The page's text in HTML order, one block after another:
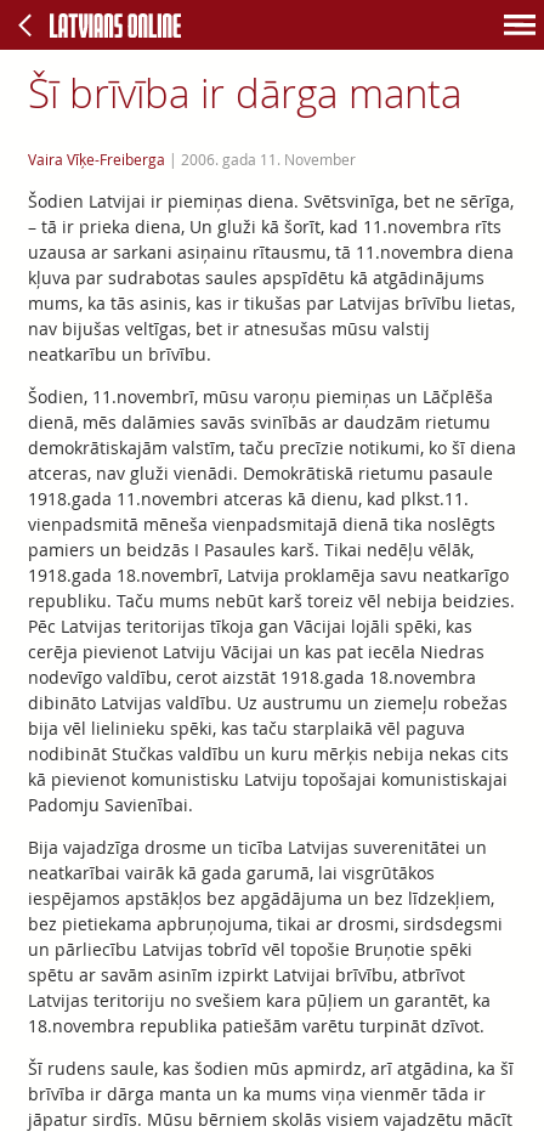
Šī brīvība ir dārga manta
Vaira Vīķe-Freiberga | 2006. gada 11. November
Šodien Latvijai ir piemiņas diena. Svētsvinīga, bet ne sērīga,
– tā ir prieka diena, Un gluži kā šorīt, kad 11.novembra rīts
uzausa ar sarkani asiņainu rītausmu, tā 11.novembra diena
kļuva par sudrabotas saules apspīdētu kā atgādinājums
mums, ka tās asinis, kas ir tikušas par Latvijas brīvību lietas,
nav bijušas veltīgas, bet ir atnesušas mūsu valstij
neatkarību un brīvību.
Šodien, 11.novembrī, mūsu varoņu piemiņas un Lāčplēša
dienā, mēs dalāmies savās svinībās ar daudzām rietumu
demokrātiskajām valstīm, taču precīzie notikumi, ko šī diena
atceras, nav gluži vienādi. Demokrātiskā rietumu pasaule
1918.gada 11.novembri atceras kā dienu, kad plkst.11.
vienpadsmitā mēneša vienpadsmitajā dienā tika noslēgts
pamiers un beidzās I Pasaules karš. Tikai nedēļu vēlāk,
1918.gada 18.novembrī, Latvija proklamēja savu neatkarīgo
republiku. Taču mums nebūt karš toreiz vēl nebija beidzies.
Pēc Latvijas teritorijas tīkoja gan Vācijai lojāli spēki, kas
cerēja pievienot Latviju Vācijai un kas pat iecēla Niedras
nodevīgo valdību, cerot aizstāt 1918.gada 18.novembra
dibināto Latvijas valdību. Uz austrumu un ziemeļu robežas
bija vēl lielinieku spēki, kas taču starplaikā vēl paguva
nodibināt Stučkas valdību un kuru mērķis nebija nekas cits
kā pievienot komunistisku Latviju topošajai komunistiskajai
Padomju Savienībai.
Bija vajadzīga drosme un ticība Latvijas suverenitātei un
neatkarībai vairāk kā gada garumā, lai visgrūtākos
iespējamos apstākļos bez apgādājuma un bez līdzekļiem,
bez pietiekama apbruņojuma, tikai ar drosmi, sirdsdegsmi
un pārliecību Latvijas tobrīd vēl topošie Bruņotie spēki
spētu ar savām asinīm izpirkt Latvijai brīvību, atbrīvot
Latvijas teritoriju no svešiem kara pūļiem un garantēt, ka
18.novembra republika patiešām varētu turpināt dzīvot.
Šī rudens saule, kas šodien mūs apmirdz, arī atgādina, ka šī
brīvība ir dārga manta un ka mums viņa vienmēr tāda ir
jāpatur sirdīs. Mūsu bērniem skolās visiem vajadzētu mācīt